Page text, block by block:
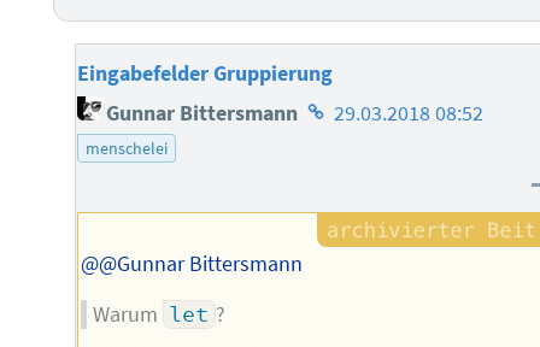
Eingabefelder Gruppierung
Gunnar Bittersmann Homepage
29.03.2018 08:52
menschelei
@@Gunnar Bittersmann
Warum let ?